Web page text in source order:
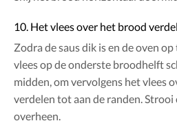
10. Het vlees over het brood
Zodra de saus dik is en de oven
vlees op de onderste broodhelft
midden, om vervolgens het vlees
verdelen tot aan de randen. Strooi
overheen.